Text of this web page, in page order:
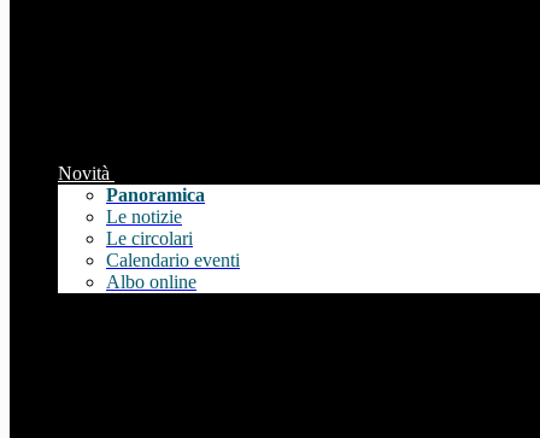
Novità
Panoramica
Le notizie
Le circolari
Calendario eventi
Albo online